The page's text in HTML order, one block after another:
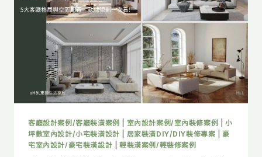
客廳設計案例/客廳裝潢案例 室內設計案例/室內裝修案例 |小
坪數室內設計/小宅裝潢設計
居家裝潢DIY/DIY裝修專案 |豪
宅室內設計/豪宅裝潢設計
輕裝潢案例/輕裝修案例